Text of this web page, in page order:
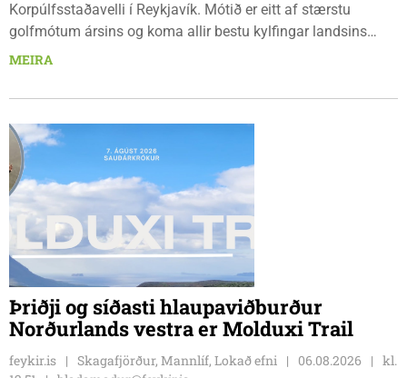
Korpúlfsstaðavelli í Reykjavík. Mótið er eitt af stærstu
golfmótum ársins og koma allir bestu kylfingar landsins
saman til að sýna hæfileika sína. Golfklúbbur Skagafjarðar
Dagbjörtu Sísí Einarsdóttur, sem er nýkrýndur klúbbmeistari
MEIRA
Þriðji og síðasti hlaupaviðburður
Norðurlands vestra er Molduxi Trail
feykir.is Skagafjörður, Mannlíf, Lokað efni 06.08.2026
kl.